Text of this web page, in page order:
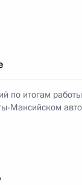
V
по итогам
Мансийском